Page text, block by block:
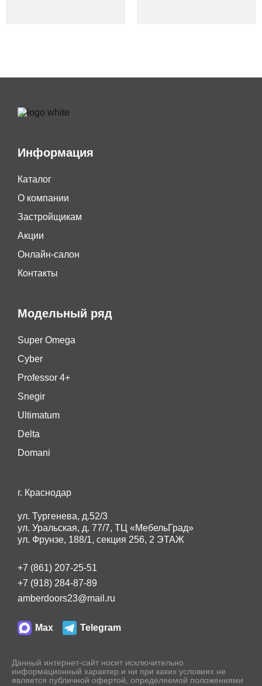
Информация
Каталог
О компании
Застройщикам
Акции
Онлайн-салон
Контакты
Модельный ряд
Super Omega
Cyber
Professor 4+
Snegir
Ultimatum
Delta
Domani
г. Краснодар
ул. Тургенева, д.52/3
ул. Уральская, д. 77/7, ТЦ «МебельГрад»
ул. Фрунзе, 188/1, секция 256, 2 ЭТАЖ
+7 (861) 207-25-51
+7 (918) 284-87-89
amberdoors23@mail.ru
Max Telegram
Данный интернет-сайт носит исключительно
информационный характер и ни при каких условиях не
является публичной офертой, определяемой положениями